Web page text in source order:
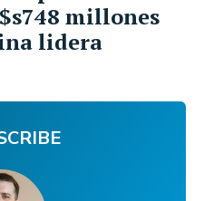
millones
lidera